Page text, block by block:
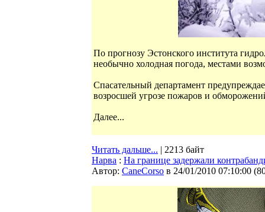
По прогнозу Эстонского института
необычно холодная погода, местами
Спасательный департамент
возросшей угрозе пожаров и
Далее...
Читать дальше... | 2213 байт
Нарва : На границе задержали
Автор: CaneCorso в 24/01/2010 07:10:00 (